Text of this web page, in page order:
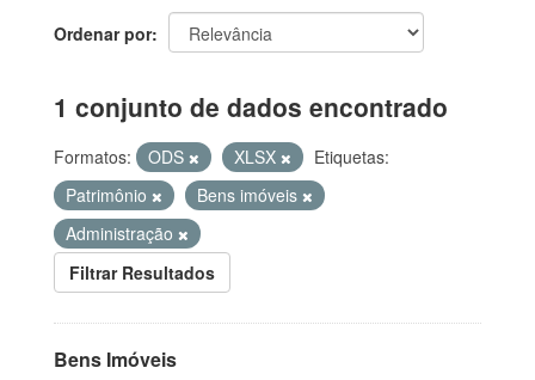
Ordenar por
1 conjunto de dados encontrado
Formatos: ODS XLSX
Etiquetas:
Patrimônio
Bens imóveis
Administração
Filtrar Resultados
Bens Imóveis